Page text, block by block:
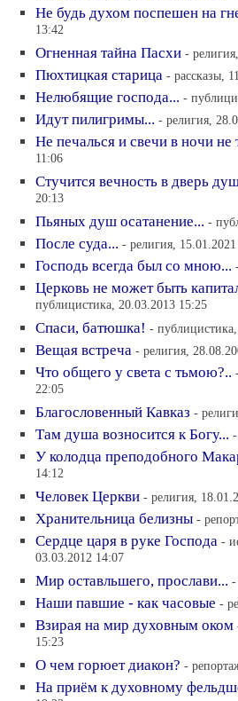
Не будь духом поспешен на
13:42
Огненная тайна Пасхи -
Пюхтицкая старица - рассказы,
Нелюбящие господа... -
Идут пилигримы... - религия,
Не печалься и свечи в ночи не
11:06
Стучится вечность в дверь
20:13
Пьяных душ осатанение... -
После суда... - религия,
Господь всегда был со мною...
Церковь не может быть
публицистика, 20.03.2013 15:25
Спаси, батюшка! -
Вещая встреча - религия,
Что общего у света с тьмою?..
22:05
Благословенный Кавказ -
Там душа возносится к Богу...
У колодца преподобного
14:12
Человек Церкви - религия,
Хранительница белизны -
Сердце царя в руке Господа -
03.03.2012 14:07
Мир оставльшего, прослави... -
Наши павшие - как часовые -
Взирая на мир духовным оком
15:23
О чем горюет диакон? -
На приём к духовному